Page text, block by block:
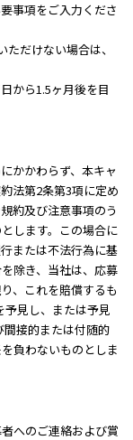
事項をご入力くださ
だけない場合は、
から1.5ヶ月後を目
かかわらず、本キャ
法第2条第3項に定め
約及び注意事項のう
します。この場合に
または不法行為に基
除き、当社は、応募
、これを賠償するも
見し、または予見
間接的または付随的
負わないものとしま
へのご連絡および賞